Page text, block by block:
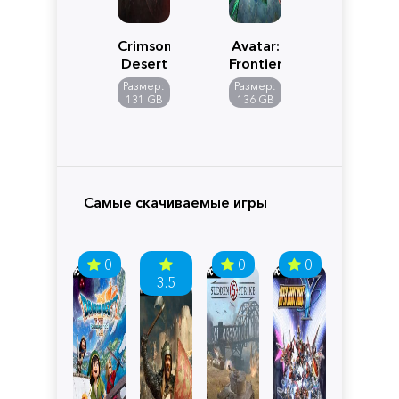
Crimson
Desert
Размер:
131 GB
Avatar:
Frontiers
of
Pandora
Размер:
136 GB
Самые скачиваемые игры
0
3.5
0 0